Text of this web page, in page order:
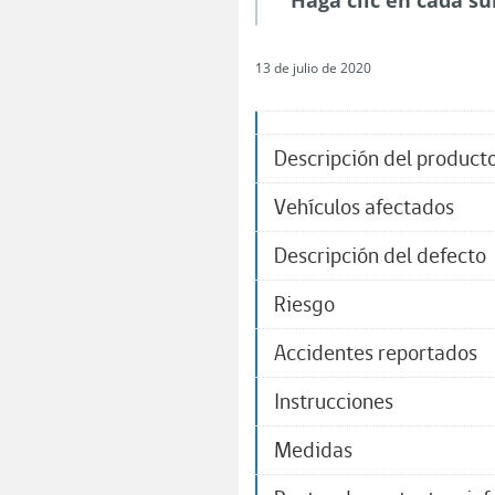
13 de julio de 2020
Descripción del
Vehículos afectados
Descripción del defecto
Riesgo
Accidentes reportados
Instrucciones
Medidas